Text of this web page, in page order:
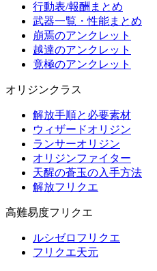
行動表/報酬まとめ
武器一覧・性能まとめ
崩焉のアンクレット
越達のアンクレット
竟極のアンクレット
オリジンクラス
解放手順と必要素材
ウィザードオリジン
ランサーオリジン
オリジンファイター
天醒の蒼玉の入手方法
解放フリクエ
高難易度フリクエ
ルシゼロフリクエ
フリクエ天元